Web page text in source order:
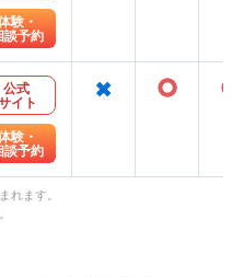
験・
談予約
公式
イト
験・
談予約
× ○
れます。